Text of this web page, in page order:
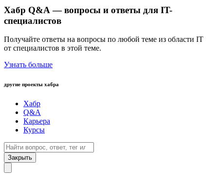
Хабр Q&A — вопросы и ответы для IT-
специалистов
Получайте ответы на вопросы по любой теме из области IT
от специалистов в этой теме.
Узнать больше
другие проекты хабра
Хабр
Q&A
Карьера
Курсы
Закрыть